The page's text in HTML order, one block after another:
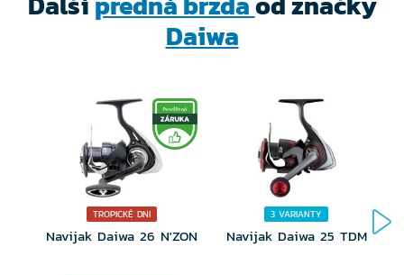
Daiwa
TROPICKÉ DNI
Navijak Daiwa 26 N'ZON
3 VARIANTY
Navijak Daiwa 25 TDM